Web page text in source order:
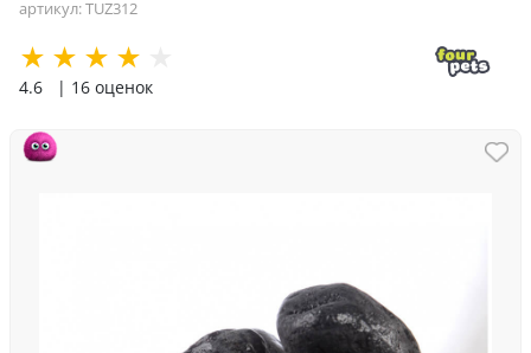
артикул: TUZ312
4.6 | 16 оценок